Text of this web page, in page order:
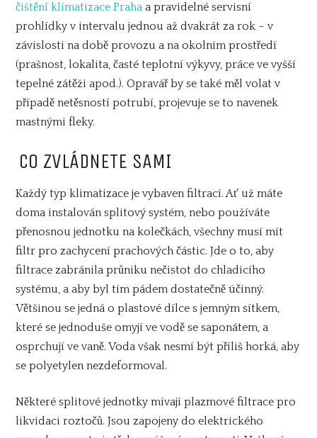
čištění klimatizace Praha a pravidelné servisní
prohlídky v intervalu jednou až dvakrát za rok – v
závislosti na době provozu a na okolním prostředí
(prašnost, lokalita, časté teplotní výkyvy, práce ve vyšší
tepelné zátěži apod.). Opravář by se také měl volat v
případě netěsností potrubí, projevuje se to navenek
mastnými fleky.
CO ZVLÁDNETE SAMI
Každý typ klimatizace je vybaven filtrací. Ať už máte
doma instalován splitový systém, nebo používáte
přenosnou jednotku na kolečkách, všechny musí mít
filtr pro zachycení prachových částic. Jde o to, aby
filtrace zabránila průniku nečistot do chladicího
systému, a aby byl tím pádem dostatečně účinný.
Většinou se jedná o plastové dílce s jemným sítkem,
které se jednoduše omyjí ve vodě se saponátem, a
osprchují ve vaně. Voda však nesmí být příliš horká, aby
se polyetylen nezdeformoval.
Některé splitové jednotky mívají plazmové filtrace pro
likvidaci roztočů. Jsou zapojeny do elektrického